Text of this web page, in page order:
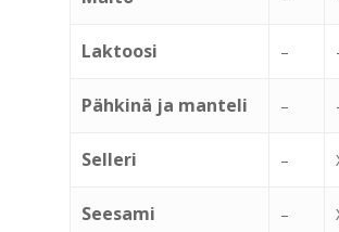
Laktoosi –
Pähkinä ja manteli –
Selleri –
Seesami –